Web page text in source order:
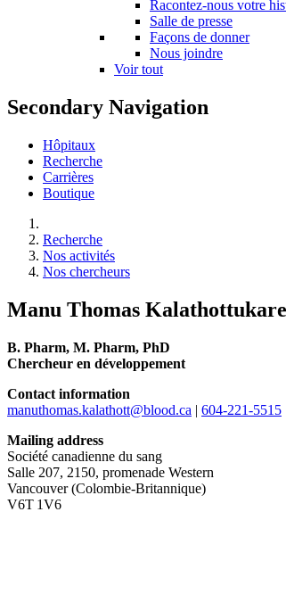
Racontez-nous votre
Salle de presse
Façons de donner
Nous joindre
Voir tout
Secondary Navigation
Hôpitaux
Recherche
Carrières
Boutique
Recherche
Nos activités
Nos chercheurs
Manu Thomas
B. Pharm, M. Pharm, PhD
Chercheur en développement
Contact information
manuthomas.kalathott@blood.ca | 604-221-5515
Mailing address
Société canadienne du sang
Salle 207, 2150, promenade Western
Vancouver (Colombie-Britannique)
V6T 1V6